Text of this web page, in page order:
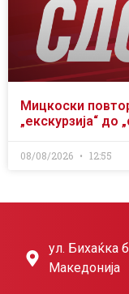
Мицкоски
„екскурзија“ до
08/08/2026 12:55
ул. Бихаќка
Македонија